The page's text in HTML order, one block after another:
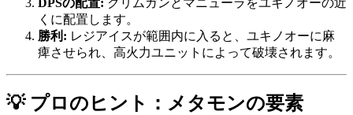
くに配置します。
勝利: レジアイスが範囲内に入ると、ユキノオーに麻
痺させられ、高火力ユニットによって破壊されます。
💡 プロのヒント：メタモンの要素